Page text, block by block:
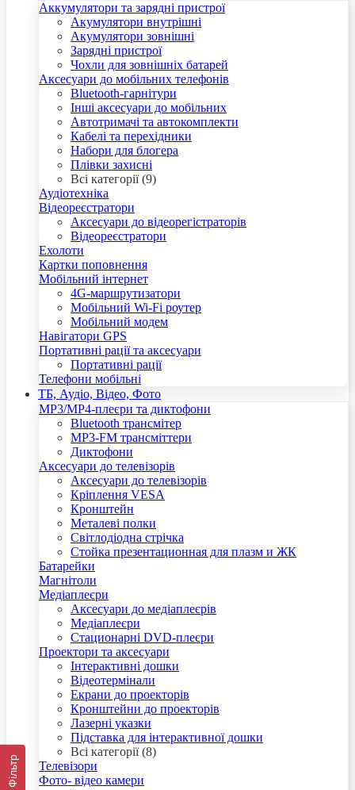
Аккумулятори та зарядні пристрої
Акумулятори внутрішні
Акумулятори зовнішні
Зарядні пристрої
Чохли для зовнішніх батарей
Аксесуари до мобільних телефонів
Bluetooth-гарнітури
Інші аксесуари до мобільних
Автотримачі та автокомплекти
Кабелі та перехідники
Набори для блогера
Плівки захисні
Всі категорії (9)
Аудіотехніка
Відеореєстратори
Аксесуари до відеорегістраторів
Відеореєстратори
Ехолоти
Картки поповнення
Мобільний інтернет
4G-маршрутизатори
Мобільний Wi-Fi роутер
Мобільний модем
Навігатори GPS
Портативні рації та аксесуари
Портативні рації
Телефони мобільні
ТБ, Аудіо, Відео, Фото
MP3/MP4-плеєри та диктофони
Bluetooth трансмітер
MP3-FM трансміттери
Диктофони
Аксесуари до телевізорів
Аксесуари до телевізорів
Кріплення VESA
Кронштейн
Металеві полки
Світлодіодна стрічка
Стойка презентационная для плазм и ЖК
Батарейки
Магнітоли
Медіаплеєри
Аксесуари до медіаплеєрів
Медіаплеєри
Стационарні DVD-плеєри
Проектори та аксесуари
Інтерактивні дошки
Відеотермінали
Екрани до проекторів
Кронштейни до проекторів
Лазерні указки
Підставка для інтерактивної дошки
Всі категорії (8)
Телевізори
Фото- відео камери
Фільтр